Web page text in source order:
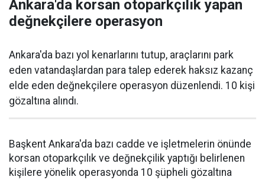
Ankara'da korsan otoparkçılık yapan
değnekçilere operasyon
Ankara'da bazı yol kenarlarını tutup, araçlarını park
eden vatandaşlardan para talep ederek haksız kazanç
elde eden değnekçilere operasyon düzenlendi. 10 kişi
gözaltına alındı.
Başkent Ankara'da bazı cadde ve işletmelerin önünde
korsan otoparkçılık ve değnekçilik yaptığı belirlenen
kişilere yönelik operasyonda 10 şüpheli gözaltına